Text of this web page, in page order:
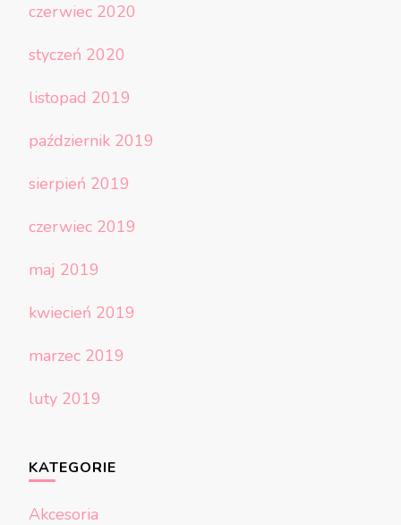
czerwiec 2020
styczeń 2020
listopad 2019
październik 2019
sierpień 2019
czerwiec 2019
maj 2019
kwiecień 2019
marzec 2019
luty 2019
KATEGORIE
Akcesoria